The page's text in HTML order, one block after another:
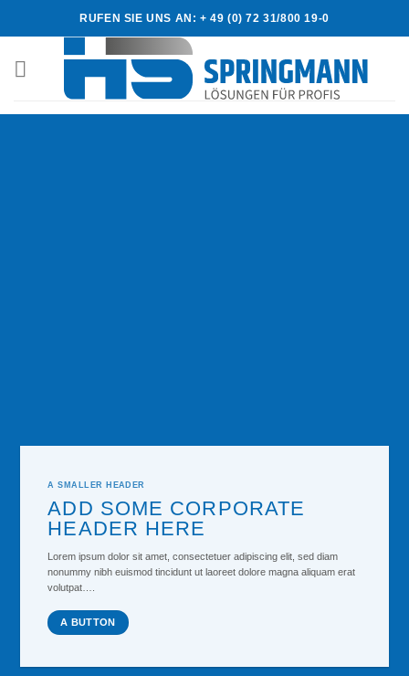
to
RUFEN SIE UNS AN: + 49 (0) 72 31/800 19-0
A SMALLER HEADER
ADD SOME CORPORATE
HEADER HERE
Lorem ipsum dolor sit amet, consectetuer adipiscing elit, sed diam
nonummy nibh euismod tincidunt ut laoreet dolore magna aliquam erat
volutpat….
A BUTTON